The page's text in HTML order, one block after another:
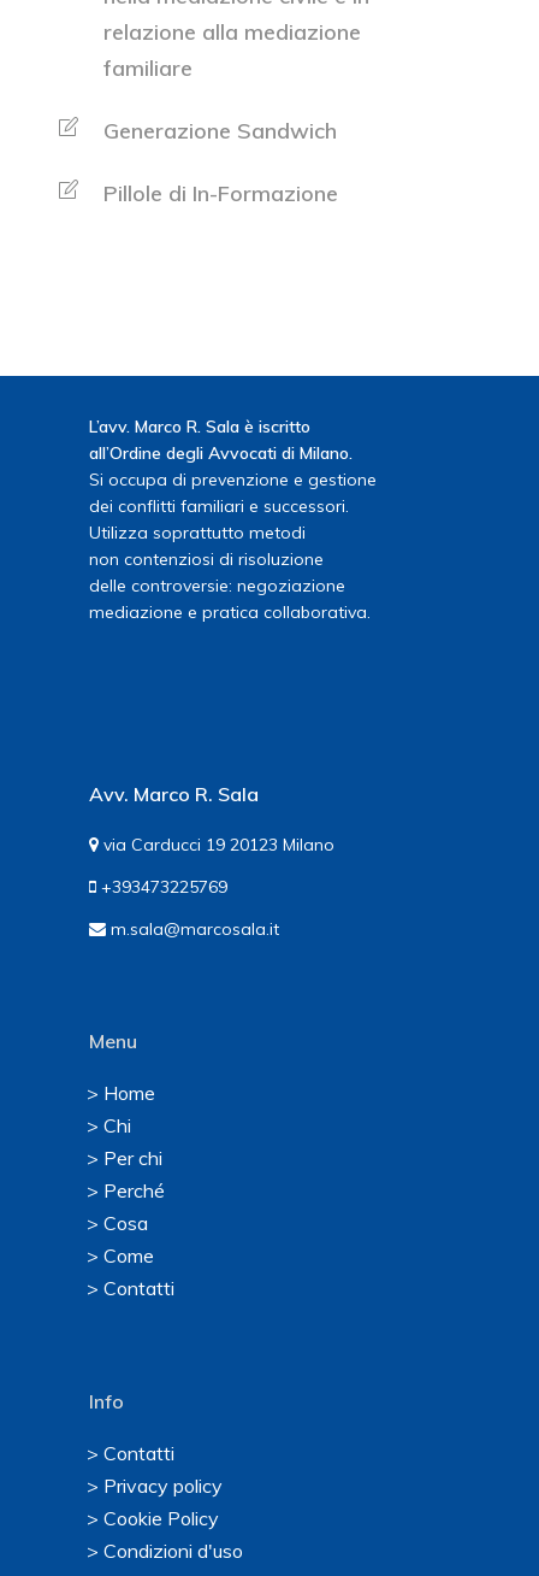
relazione alla mediazione
familiare
Generazione Sandwich
Pillole di In-Formazione
L’avv. Marco R. Sala è iscritto
all’Ordine degli Avvocati di Milano.
Si occupa di prevenzione e gestione
dei conflitti familiari e successori.
Utilizza soprattutto metodi
non contenziosi di risoluzione
delle controversie: negoziazione
mediazione e pratica collaborativa.
Avv. Marco R. Sala
via Carducci 19 20123 Milano
+393473225769
m.sala@marcosala.it
Menu
> Home
> Chi
> Per chi
> Perché
> Cosa
> Come
> Contatti
Info
> Contatti
> Privacy policy
> Cookie Policy
> Condizioni d'uso